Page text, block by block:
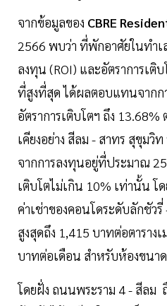
จากข้อมูลของ CBRE
2566 พบว่า ที่พักอาศัยในทำ
ลงทุน (ROI) และอัตราการเติ
ที่สูงที่สุด ได้ผลตอบแทนจากก
อัตราการเติบโตฯ ถึง
เคียงอย่าง สีลม - สาทร สุขุม
จากการลงทุนอยู่ที่ประมาณ
เติบโตไม่เกิน 10% เท่านั้น โ
ค่าเช่าของคอนโดระดับลักชัว
สูงสุดถึง 1,415 บาทต่อตาราง
บาทต่อเดือน สำหรับห้องขนาด
โดยฝั่ง ถนนพระราม 4 - สีลม